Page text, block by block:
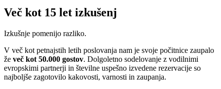
Več kot 15 let izkušenj
Izkušnje pomenijo razliko.
V več kot petnajstih letih poslovanja nam je svoje počitnice zaupalo
že več kot 50.000 gostov. Dolgoletno sodelovanje z vodilnimi
evropskimi partnerji in številne uspešno izvedene rezervacije so
najboljše zagotovilo kakovosti, varnosti in zaupanja.